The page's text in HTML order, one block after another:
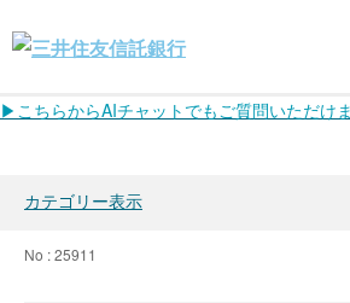
▶こちらからAIチャットでもご質問いただけ
カテゴリー表示
No : 25911